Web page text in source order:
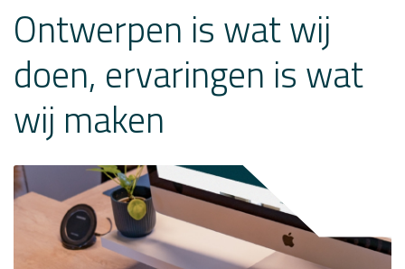
Ontwerpen is wat wij
doen, ervaringen is wat
wij maken